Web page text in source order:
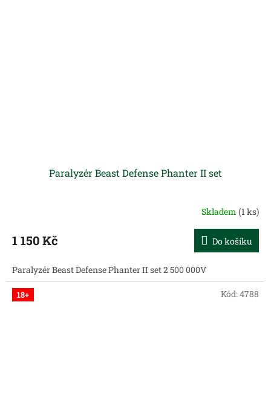
Paralyzér Beast Defense Phanter II set
Skladem (1 ks)
1 150 Kč Do košíku
Paralyzér Beast Defense Phanter II set 2 500 000V
18+ Kód:4788